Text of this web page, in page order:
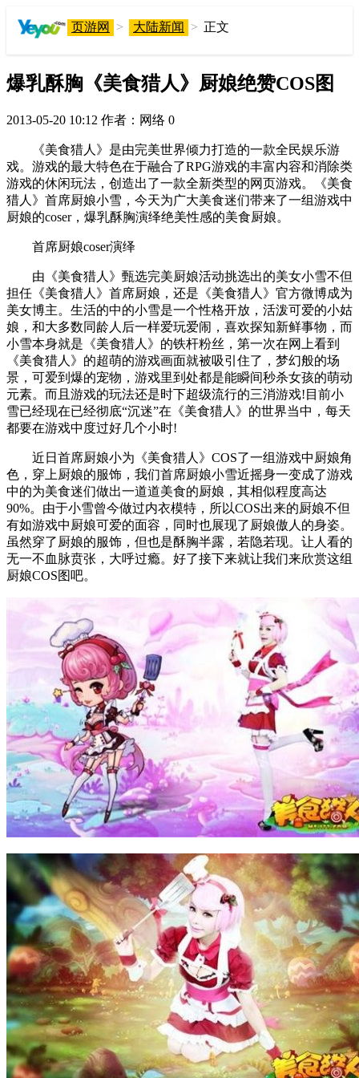
页游网 > 大陆新闻 > 正文
爆乳酥胸《美食猎人》厨娘绝赞COS图
2013-05-20 10:12 作者：网络 0
《美食猎人》是由完美世界倾力打造的一款全民娱乐游
戏。游戏的最大特色在于融合了RPG游戏的丰富内容和消除类
游戏的休闲玩法，创造出了一款全新类型的网页游戏。《美食
猎人》首席厨娘小雪，今天为广大美食迷们带来了一组游戏中
厨娘的coser，爆乳酥胸演绎绝美性感的美食厨娘。
首席厨娘coser演绎
由《美食猎人》甄选完美厨娘活动挑选出的美女小雪不但
担任《美食猎人》首席厨娘，还是《美食猎人》官方微博成为
美女博主。生活的中的小雪是一个性格开放，活泼可爱的小姑
娘，和大多数同龄人后一样爱玩爱闹，喜欢探知新鲜事物，而
小雪本身就是《美食猎人》的铁杆粉丝，第一次在网上看到
《美食猎人》的超萌的游戏画面就被吸引住了，梦幻般的场
景，可爱到爆的宠物，游戏里到处都是能瞬间秒杀女孩的萌动
元素。而且游戏的玩法还是时下超级流行的三消游戏!目前小
雪已经现在已经彻底“沉迷”在《美食猎人》的世界当中，每天
都要在游戏中度过好几个小时!
近日首席厨娘小为《美食猎人》COS了一组游戏中厨娘角
色，穿上厨娘的服饰，我们首席厨娘小雪近摇身一变成了游戏
中的为美食迷们做出一道道美食的厨娘，其相似程度高达
90%。由于小雪曾今做过内衣模特，所以COS出来的厨娘不但
有如游戏中厨娘可爱的面容，同时也展现了厨娘傲人的身姿。
虽然穿了厨娘的服饰，但也是酥胸半露，若隐若现。让人看的
无一不血脉贲张，大呼过瘾。好了接下来就让我们来欣赏这组
厨娘COS图吧。